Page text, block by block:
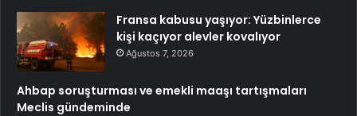
Fransa kabusu yaşıyor: Yüzbinlerce
kişi kaçıyor alevler kovalıyor
Ağustos 7, 2026
Ahbap soruşturması ve emekli maaşı tartışmaları
Meclis gündeminde